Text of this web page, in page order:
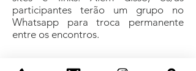
participantes terão um grupo no
Whatsapp para troca permanente
entre os encontros.